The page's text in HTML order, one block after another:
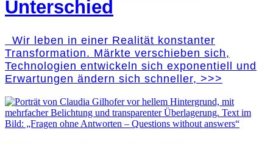
Unterschied
Wir leben in einer Realität konstanter
Transformation. Märkte verschieben sich,
Technologien entwickeln sich exponentiell und
Erwartungen ändern sich schneller, >>>